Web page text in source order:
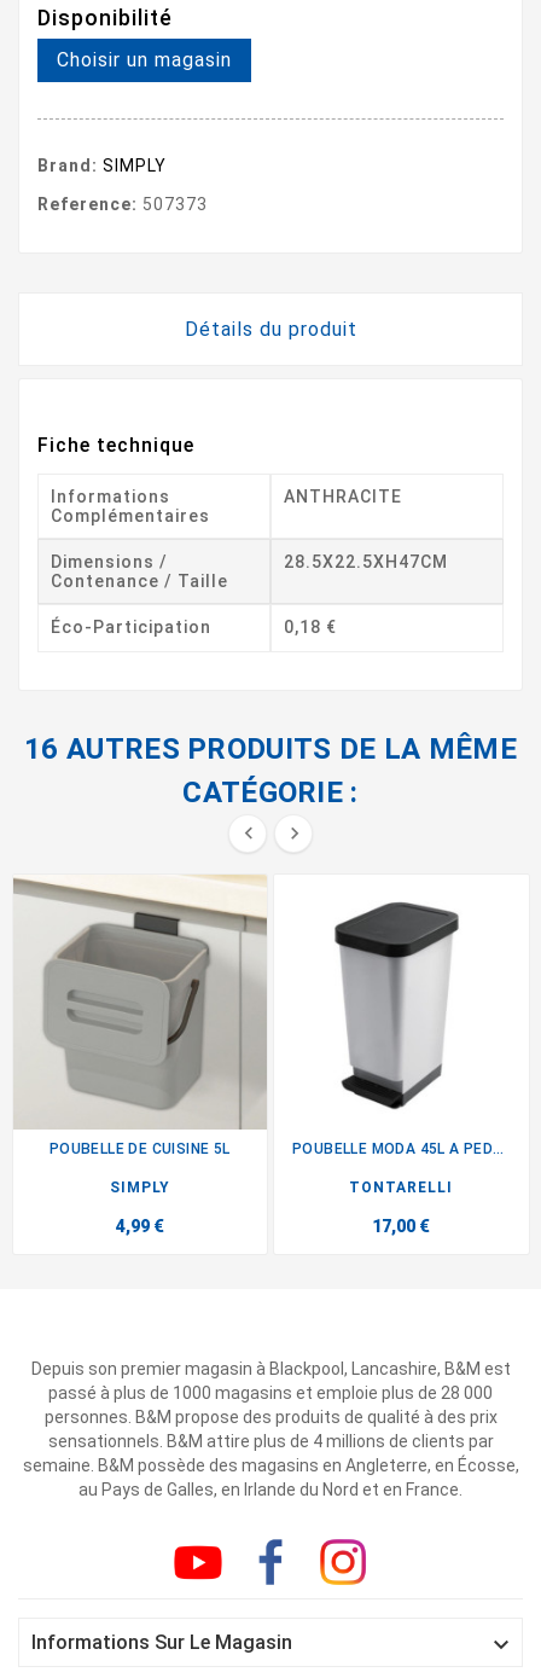
Disponibilité
Choisir un magasin
Brand: SIMPLY
Reference: 507373
Détails du produit
Fiche technique
Informations
Complémentaires
ANTHRACITE
Dimensions /
Contenance / Taille
28.5X22.5XH47CM
Éco-Participation 0,18 €
16 AUTRES PRODUITS DE LA MÊME
CATÉGORIE :
 
POUBELLE DE CUISINE 5L
SIMPLY
4,99 €
POUBELLE MODA 45L A PEDALE
TONTARELLI
17,00 €
Depuis son premier magasin à Blackpool, Lancashire, B&M est
passé à plus de 1000 magasins et emploie plus de 28 000
personnes. B&M propose des produits de qualité à des prix
sensationnels. B&M attire plus de 4 millions de clients par
semaine. B&M possède des magasins en Angleterre, en Écosse,
au Pays de Galles, en Irlande du Nord et en France.
Informations Sur Le Magasin 